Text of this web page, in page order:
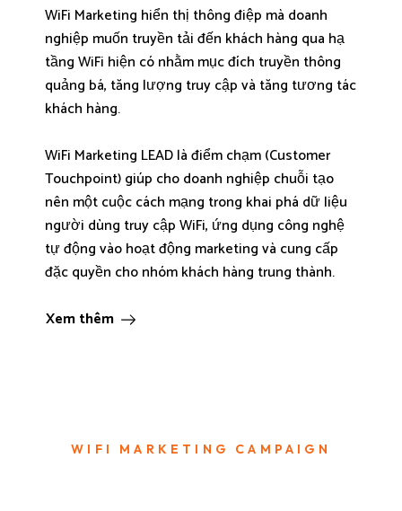
WiFi Marketing hiển thị thông điệp mà doanh
nghiệp muốn truyền tải đến khách hàng qua hạ
tầng WiFi hiện có nhằm mục đích truyền thông
quảng bá, tăng lượng truy cập và tăng tương tác
khách hàng.
WiFi Marketing LEAD là điểm chạm (Customer
Touchpoint) giúp cho doanh nghiệp chuỗi tạo
nên một cuộc cách mạng trong khai phá dữ liệu
người dùng truy cập WiFi, ứng dụng công nghệ
tự động vào hoạt động marketing và cung cấp
đặc quyền cho nhóm khách hàng trung thành.
Xem thêm
WIFI MARKETING CAMPAIGN